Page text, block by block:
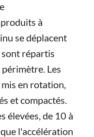
à
se déplacent
répartis
Les
en rotation,
et compactés.
élevées, de 10 à
l'accélération